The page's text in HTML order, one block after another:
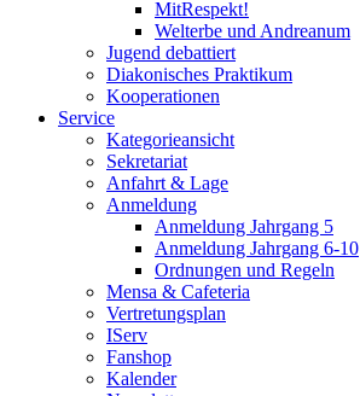
MitRespekt!
Welterbe und Andreanum
Jugend debattiert
Diakonisches Praktikum
Kooperationen
Service
Kategorieansicht
Sekretariat
Anfahrt & Lage
Anmeldung
Anmeldung Jahrgang 5
Anmeldung Jahrgang 6-10
Ordnungen und Regeln
Mensa & Cafeteria
Vertretungsplan
IServ
Fanshop
Kalender